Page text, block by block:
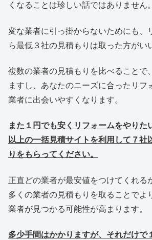
くなることは珍しい話ではありません。
変な業者に引っ掛からないためにも、
ら最低３社の見積もりは取った方がい
複数の業者の見積もりを比べることで
ますし、あなたのニーズに合ったリフ
業者に出会いやすくなります。
また１円でも安くリフォームをやりた
以上の一括見積サイトを利用して７社
りをもらってください。
正直どの業者が最安値をつけてくれる
多くの業者の見積もりを取ることでよ
業者が見つかる可能性が高まります。
多少手間はかかりますが、それだけで